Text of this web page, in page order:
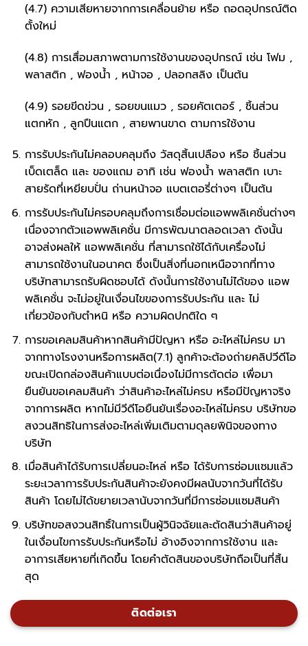
(4.7) ความเสียหายจากการเคลื่อนย้าย หรือ ถอดอุปกรณ์ติด
ตั้งใหม่
(4.8) การเสื่อมสภาพตามการใช้งานของอุปกรณ์ เช่น โฟม ,
พลาสติก , ฟองน้ำ , หน้าจอ , ปลอกสลิง เป็นต้น
(4.9) รอยขีดข่วน , รอยขนแมว , รอยคัตเตอร์ , ชิ้นส่วน
แตกหัก , ลูกปืนแตก , สายพานขาด ตามการใช้งาน
การรับประกันไม่คลอบคลุมถึง วัสดุสิ้นเปลือง หรือ ชิ้นส่วน
เบ็ดเตล็ด และ ของแถม อาทิ เช่น ฟองน้ำ พลาสติก เบาะ
สายรัดที่เหยียบปั่น ถ่านหน้าจอ แบตเตอรี่ต่างๆ เป็นต้น
การรับประกันไม่ครอบคลุมถึงการเชื่อมต่อแอพพลิเคชั่นต่างๆ
เนื่องจากตัวแอพพลิเคชั่น มีการพัฒนาตลอดเวลา ดังนั้น
อาจส่งผลให้ แอพพลิเคชั่น ที่สามารถใช้ได้กับเครื่องไม่
สามารถใช้งานในอนาคต ซึ่งเป็นสิ่งที่นอกเหนือจากที่ทาง
บริษัทสามารถรับผิดชอบได้ ดังนั้นการใช้งานไม่ได้ของ แอพ
พลิเคชั่น จะไม่อยู่ในเงื่อนไขของการรับประกัน และ ไม่
เกี่ยวข้องกับตำหนิ หรือ ความผิดปกติใด ๆ
การขอเคลมสินค้าหากสินค้ามีปัญหา หรือ อะไหล่ไม่ครบ มา
จากทางโรงงานหรือการผลิต(7.1) ลูกค้าจะต้องถ่ายคลิปวีดีโอ
ขณะเปิดกล่องสินค้าแบบต่อเนื่องไม่มีการตัดต่อ เพื่อมา
ยืนยันขอเคลมสินค้า ว่าสินค้าอะไหล่ไม่ครบ หรือมีปัญหาจริง
จากการผลิต หากไม่มีวีดีโอยืนยันเรื่องอะไหล่ไม่ครบ บริษัทขอ
สงวนสิทธิในการส่งอะไหล่เพิ่มเติมตามดุลยพินิจของทาง
บริษัท
เมื่อสินค้าได้รับการเปลี่ยนอะไหล่ หรือ ได้รับการซ่อมแซมแล้ว
ระยะเวลาการรับประกันสินค้าจะยังคงมีผลนับจากวันที่ได้รับ
สินค้า โดยไม่ได้ขยายเวลานับจากวันที่มีการซ่อมแซมสินค้า
บริษัทขอสงวนสิทธิ์ในการเป็นผู้วินิจฉัยและตัดสินว่าสินค้าอยู่
ในเงื่อนไขการรับประกันหรือไม่ อ้างอิงจากการใช้งาน และ
อาการเสียหายที่เกิดขึ้น โดยคำตัดสินของบริษัทถือเป็นที่สิ้น
สุด
ติดต่อเรา